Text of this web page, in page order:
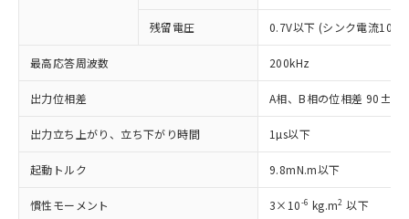
残留電圧 0.7V以下 (シンク電流
最高応答周波数 200kHz
出力位相差 A相、B相の位相差
出力立ち上がり、立ち下がり時間 1µs以下
起動トルク 9.8mN.m以下
慣性モーメント 3×10-6 kg.m2 以下
ご利用条件
以下の条件をお読みいただき、同意のうえ
※1 対応状況
対応済み：EU RoHS指令（10物質）の
非含有に対応した製品が提供可能な商品で
す。
対応予定：EU RoHS指令（10物質）の非含
有に対応した製品に切り替える予定のある
商品です。
対応予定なし：EU RoHS指令（10物質）の
非含有に非対応の商品で、対応品を出す予